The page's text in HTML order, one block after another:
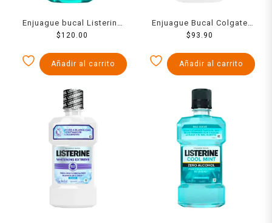
Enjuague bucal Listerine
Cool Mint menta 500 ml
$120.00
Añadir al carrito
Enjuague Bucal Colgate
Luminous White Brillant
$ 93.90
Añadir al carrito